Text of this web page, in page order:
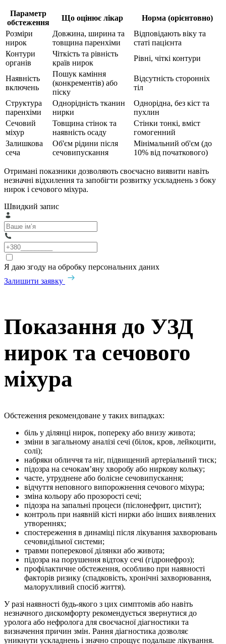
Параметр
обстеження
Що оцінює лікар
Норма (орієнтовно)
Розміри
нирок
Довжина, ширина та
товщина паренхіми
Відповідають віку та
статі пацієнта
Контури
органів
Чіткість та рівність
країв нирок
Рівні, чіткі контури
Наявність
включень
Пошук каміння
(конкрементів) або
піску
Відсутність сторонніх
тіл
Структура
паренхіми
Однорідність тканин
нирки
Однорідна, без кіст та
пухлин
Сечовий
міхур
Товщина стінок та
наявність осаду
Стінки тонкі, вміст
гомогенний
Залишкова
сеча
Об'єм рідини після
сечовипускання
Мінімальний об'єм (до
10% від початкового)
Отримані показники дозволяють своєчасно виявити навіть
незначні відхилення та запобігти розвитку ускладнень з боку
нирок і сечового міхура.
Швидкий запис
Я даю згоду на обробку персональних даних
Залишити заявку
Показання до УЗД
нирок та сечового
міхура
Обстеження рекомендоване у таких випадках:
біль у ділянці нирок, попереку або внизу живота;
зміни в загальному аналізі сечі (білок, кров, лейкоцити,
солі);
набряки обличчя та ніг, підвищений артеріальний тиск;
підозра на сечокам’яну хворобу або ниркову кольку;
часте, утруднене або болісне сечовипускання;
відчуття неповного випорожнення сечового міхура;
зміна кольору або прозорості сечі;
підозра на запальні процеси (пієлонефрит, цистит);
контроль при наявній кісті нирки або інших виявлених
утвореннях;
спостереження в динаміці після лікування захворювань
сечовидільної системи;
травми поперекової ділянки або живота;
підозра на порушення відтоку сечі (гідронефроз);
профілактичне обстеження, особливо при наявності
факторів ризику (спадковість, хронічні захворювання,
малорухливий спосіб життя).
У разі наявності будь-якого з цих симптомів або навіть
незначного дискомфорту рекомендується звернутися до
уролога або нефролога для своєчасної діагностики та
визначення причин змін. Рання діагностика дозволяє
уникнути ускладнень і значно спрощує подальше лікування.